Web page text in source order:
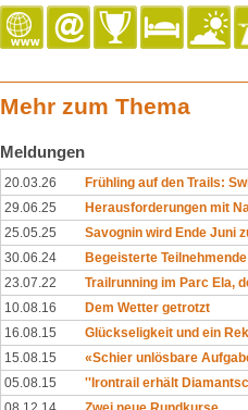
Mehr zum Thema
Meldungen
20.03.26
Frühling auf den Trails:
29.06.25
Herausforderungen mit
25.05.25
Savognin wird Ende Juni
30.06.24
Begeisterte
23.07.22
Trailrunning im Parc Ela,
10.08.16
Dem Wetter getrotzt
16.08.15
Glückseligkeit und ein
15.08.15
«Schier unlösbare
05.08.15
''Irontrail erhält